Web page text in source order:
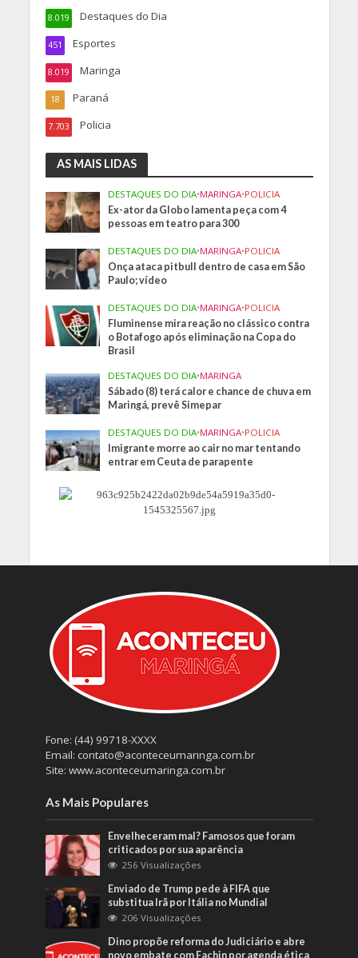
Destaques do Dia
8.019
Esportes
451
Maringa
8.019
Paraná
18
Policia
7.703
AS MAIS LIDAS
DESTAQUES DO DIA•MARINGA•POLICIA
Ex-ator da Globo lamenta peça com 4
pessoas em teatro para 300
DESTAQUES DO DIA•MARINGA•POLICIA
Onça ataca pitbull dentro de casa em São
Paulo; vídeo
DESTAQUES DO DIA•MARINGA•POLICIA
Fluminense mira reação no clássico contra
o Botafogo após eliminação na Copa do
Brasil
DESTAQUES DO DIA•MARINGA
Sábado (8) terá calor e chance de chuva em
Maringá, prevê Simepar
DESTAQUES DO DIA•MARINGA•POLICIA
Imigrante morre ao cair no mar tentando
entrar em Ceuta de parapente
Fone: (44) 99718-XXXX
Email: contato@aconteceumaringa.com.br
Site: www.aconteceumaringa.com.br
As Mais Populares
Envelheceram mal? Famosos que foram
criticados por sua aparência
256 Visualizações
Enviado de Trump pede à FIFA que
substitua Irã por Itália no Mundial
206 Visualizações
Dino propõe reforma do Judiciário e abre
novo embate com Fachin por agenda ética